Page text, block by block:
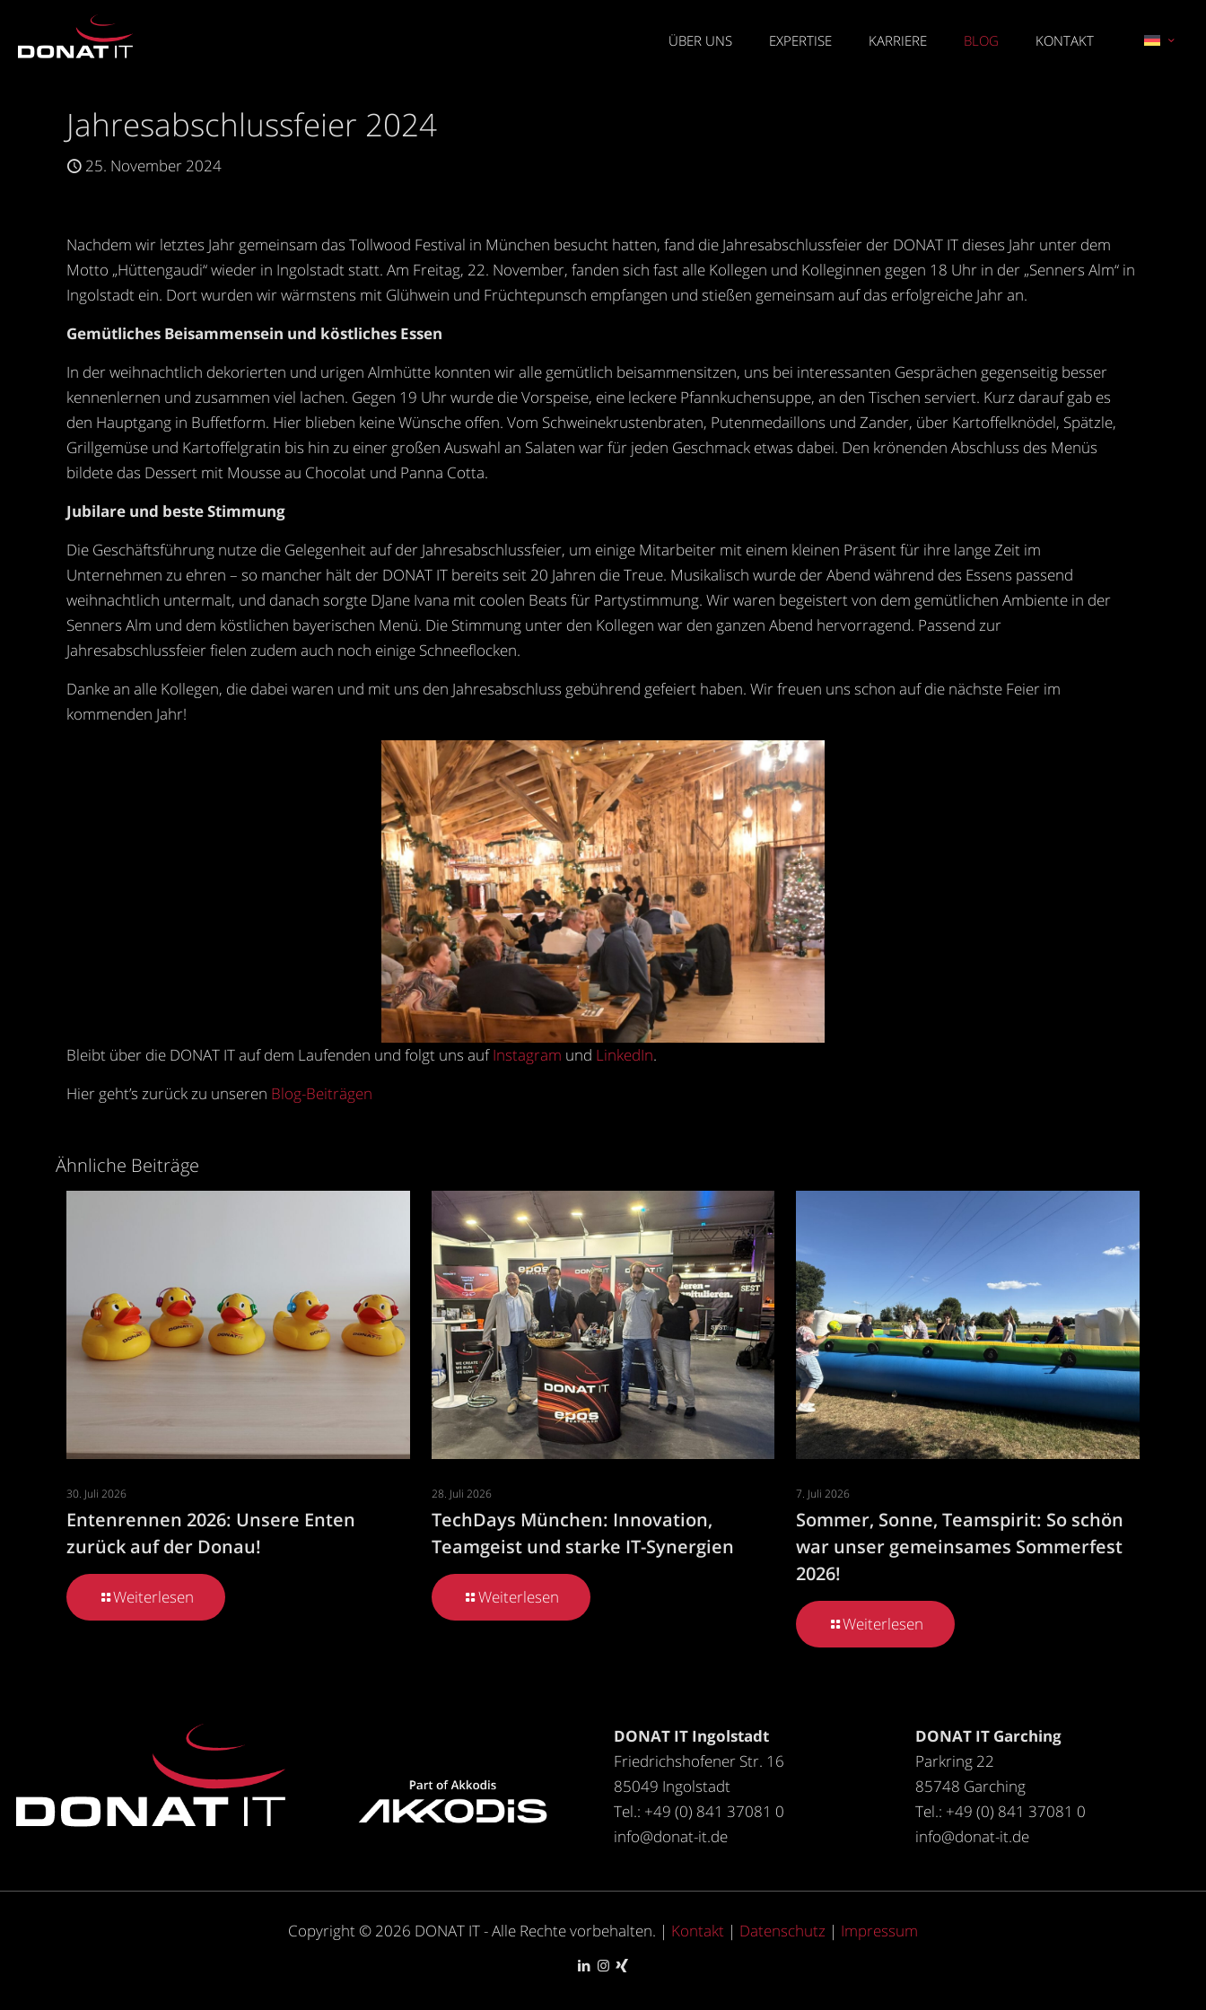
ÜBER UNS EXPERTISE KARRIERE BLOG KONTAKT
Jahresabschlussfeier 2024
25. November 2024
Nachdem wir letztes Jahr gemeinsam das Tollwood Festival in München besucht hatten, fand die Jahresabschlussfeier der DONAT IT dieses Jahr unter dem
Motto „Hüttengaudi“ wieder in Ingolstadt statt. Am Freitag, 22. November, fanden sich fast alle Kollegen und Kolleginnen gegen 18 Uhr in der „Senners Alm“ in
Ingolstadt ein. Dort wurden wir wärmstens mit Glühwein und Früchtepunsch empfangen und stießen gemeinsam auf das erfolgreiche Jahr an.
Gemütliches Beisammensein und köstliches Essen
In der weihnachtlich dekorierten und urigen Almhütte konnten wir alle gemütlich beisammensitzen, uns bei interessanten Gesprächen gegenseitig besser
kennenlernen und zusammen viel lachen. Gegen 19 Uhr wurde die Vorspeise, eine leckere Pfannkuchensuppe, an den Tischen serviert. Kurz darauf gab es
den Hauptgang in Buffetform. Hier blieben keine Wünsche offen. Vom Schweinekrustenbraten, Putenmedaillons und Zander, über Kartoffelknödel, Spätzle,
Grillgemüse und Kartoffelgratin bis hin zu einer großen Auswahl an Salaten war für jeden Geschmack etwas dabei. Den krönenden Abschluss des Menüs
bildete das Dessert mit Mousse au Chocolat und Panna Cotta.
Jubilare und beste Stimmung
Die Geschäftsführung nutze die Gelegenheit auf der Jahresabschlussfeier, um einige Mitarbeiter mit einem kleinen Präsent für ihre lange Zeit im
Unternehmen zu ehren – so mancher hält der DONAT IT bereits seit 20 Jahren die Treue. Musikalisch wurde der Abend während des Essens passend
weihnachtlich untermalt, und danach sorgte DJane Ivana mit coolen Beats für Partystimmung. Wir waren begeistert von dem gemütlichen Ambiente in der
Senners Alm und dem köstlichen bayerischen Menü. Die Stimmung unter den Kollegen war den ganzen Abend hervorragend. Passend zur
Jahresabschlussfeier fielen zudem auch noch einige Schneeflocken.
Danke an alle Kollegen, die dabei waren und mit uns den Jahresabschluss gebührend gefeiert haben. Wir freuen uns schon auf die nächste Feier im
kommenden Jahr!
Bleibt über die DONAT IT auf dem Laufenden und folgt uns aufInstagram und LinkedIn.
Hier geht’s zurück zu unseren Blog-Beiträgen
Ähnliche Beiträge
30. Juli 2026
Entenrennen 2026: Unsere Enten
zurück auf der Donau!
Weiterlesen
28. Juli 2026
TechDays München: Innovation,
Teamgeist und starke IT-Synergien
Weiterlesen
7. Juli 2026
Sommer, Sonne, Teamspirit: So schön
war unser gemeinsames Sommerfest
2026!
Weiterlesen
DONAT IT Ingolstadt
Friedrichshofener Str. 16
85049 Ingolstadt
Tel.: +49 (0) 841 37081 0
info@donat-it.de
DONAT IT Garching
Parkring 22
85748 Garching
Tel.: +49 (0) 841 37081 0
info@donat-it.de
Copyright © 2026 DONAT IT - Alle Rechte vorbehalten. | Kontakt | Datenschutz | Impressum